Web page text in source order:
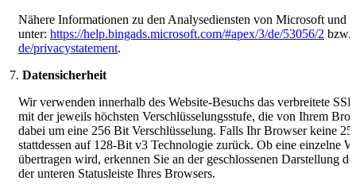
Nähere Informationen zu den Analysediensten von Microsoft
unter: https://help.bingads.microsoft.com/#apex/3/de/53056/2 bzw.
de/privacystatement.
Datensicherheit
Wir verwenden innerhalb des Website-Besuchs das verbreitete
mit der jeweils höchsten Verschlüsselungsstufe, die von Ihrem
dabei um eine 256 Bit Verschlüsselung. Falls Ihr Browser keine
stattdessen auf 128-Bit v3 Technologie zurück. Ob eine einzelne
übertragen wird, erkennen Sie an der geschlossenen Darstellung
der unteren Statusleiste Ihres Browsers.